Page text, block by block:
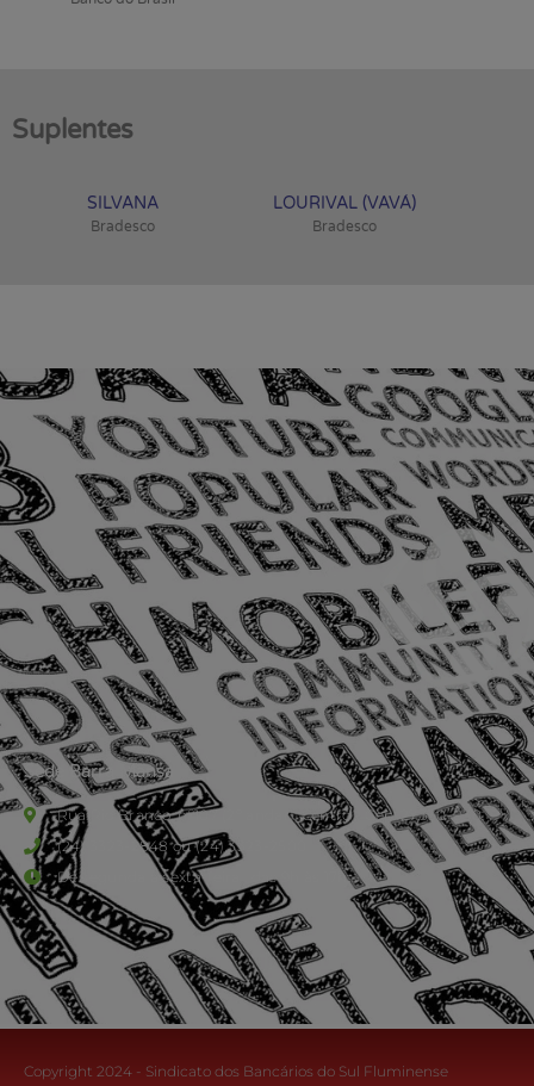
Suplentes
SILVANA
Bradesco
LOURIVAL (VAVÁ)
Bradesco
Sede Barra Mansa
Rua Rio Branco, nº107 (2º andar), Centro - Cep: 27.330-030
(24) 3323-2848 ou (24) 3323-2500
De segunda à sexta-feira , das 9h às 17h.
Copyright 2024 - Sindicato dos Bancários do Sul Fluminense